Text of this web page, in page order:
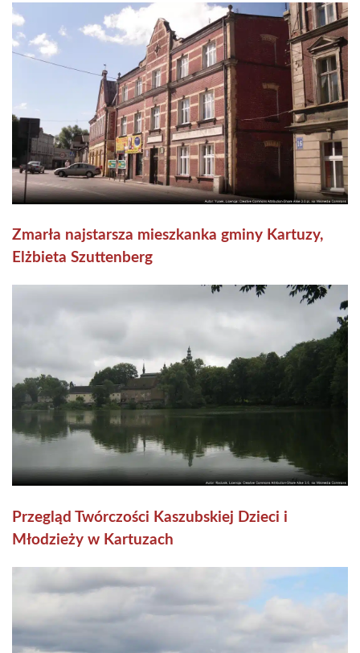
Zmarła najstarsza mieszkanka gminy Kartuzy,
Elżbieta Szuttenberg
Przegląd Twórczości Kaszubskiej Dzieci i
Młodzieży w Kartuzach